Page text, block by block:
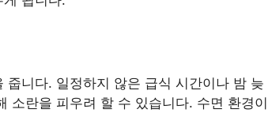
니다. 일정하지 않은 급식 시간이나 밤 늦
소란을 피우려 할 수 있습니다. 수면 환경이